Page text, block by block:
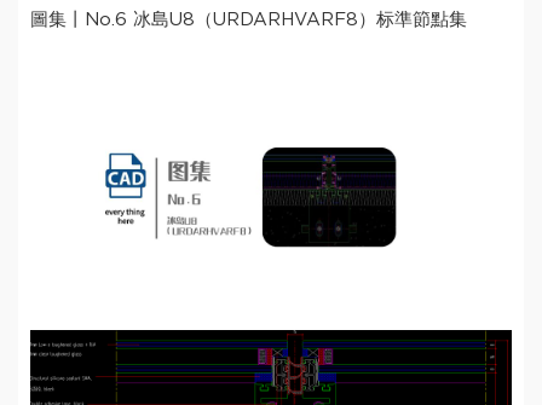
圖集丨No.6 冰島U8（URDARHVARF8）标準節點集